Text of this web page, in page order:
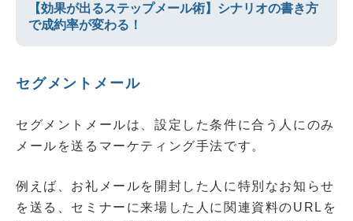
【効果が出るステップメール術】シナリオの書き方
で成約率が変わる！
セグメントメール
セグメントメールは、設定した条件に合う人にのみ
メールを送るマーケティング手法です。
例えば、お礼メールを開封した人に特別なお知らせ
を送る、セミナーに来場した人に関連資料のURLを